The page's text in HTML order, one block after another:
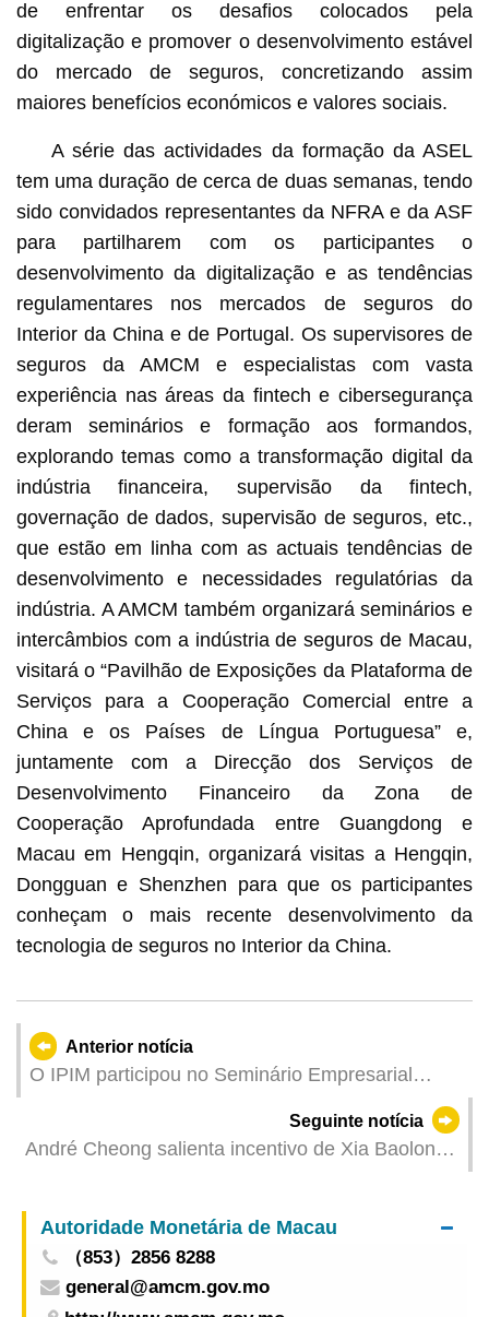
de enfrentar os desafios colocados pela
digitalização e promover o desenvolvimento estável
do mercado de seguros, concretizando assim
maiores benefícios económicos e valores sociais.
A série das actividades da formação da ASEL
tem uma duração de cerca de duas semanas, tendo
sido convidados representantes da NFRA e da ASF
para partilharem com os participantes o
desenvolvimento da digitalização e as tendências
regulamentares nos mercados de seguros do
Interior da China e de Portugal. Os supervisores de
seguros da AMCM e especialistas com vasta
experiência nas áreas da fintech e cibersegurança
deram seminários e formação aos formandos,
explorando temas como a transformação digital da
indústria financeira, supervisão da fintech,
governação de dados, supervisão de seguros, etc.,
que estão em linha com as actuais tendências de
desenvolvimento e necessidades regulatórias da
indústria. A AMCM também organizará seminários e
intercâmbios com a indústria de seguros de Macau,
visitará o “Pavilhão de Exposições da Plataforma de
Serviços para a Cooperação Comercial entre a
China e os Países de Língua Portuguesa” e,
juntamente com a Direcção dos Serviços de
Desenvolvimento Financeiro da Zona de
Cooperação Aprofundada entre Guangdong e
Macau em Hengqin, organizará visitas a Hengqin,
Dongguan e Shenzhen para que os participantes
conheçam o mais recente desenvolvimento da
tecnologia de seguros no Interior da China.
Anterior notícia
O IPIM participou no Seminário Empresarial
China – Brasil em Pequim para alargar o espaço
Seguinte notícia
André Cheong salienta incentivo de Xia Baolong
LeiAutoridade Monetária de Macau
（853）2856 8288
general@amcm.gov.mo